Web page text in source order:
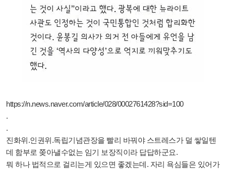
https://n.news.naver.com/article/028/0002761428?sid=100
.
.
진화위.인권위.독립기념관장을 빨리 바꿔야 스트레스가 덜 쌓일텐
데 함부로 쫒아낼수없는 임기 보장직이라 답답하군요.
뭐 하나 법적으로 걸리는게 있으면 좋겠는데. 자리 욕심들은 있어가